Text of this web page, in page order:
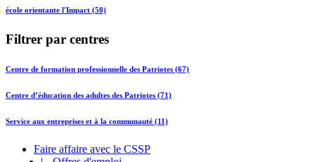
école orientante l'Impact (50)
Filtrer par centres
Centre de formation professionnelle des Patriotes (67)
Centre d’éducation des adultes des Patriotes (71)
Service aux entreprises et à la communauté (11)
Faire affaire avec le CSSP